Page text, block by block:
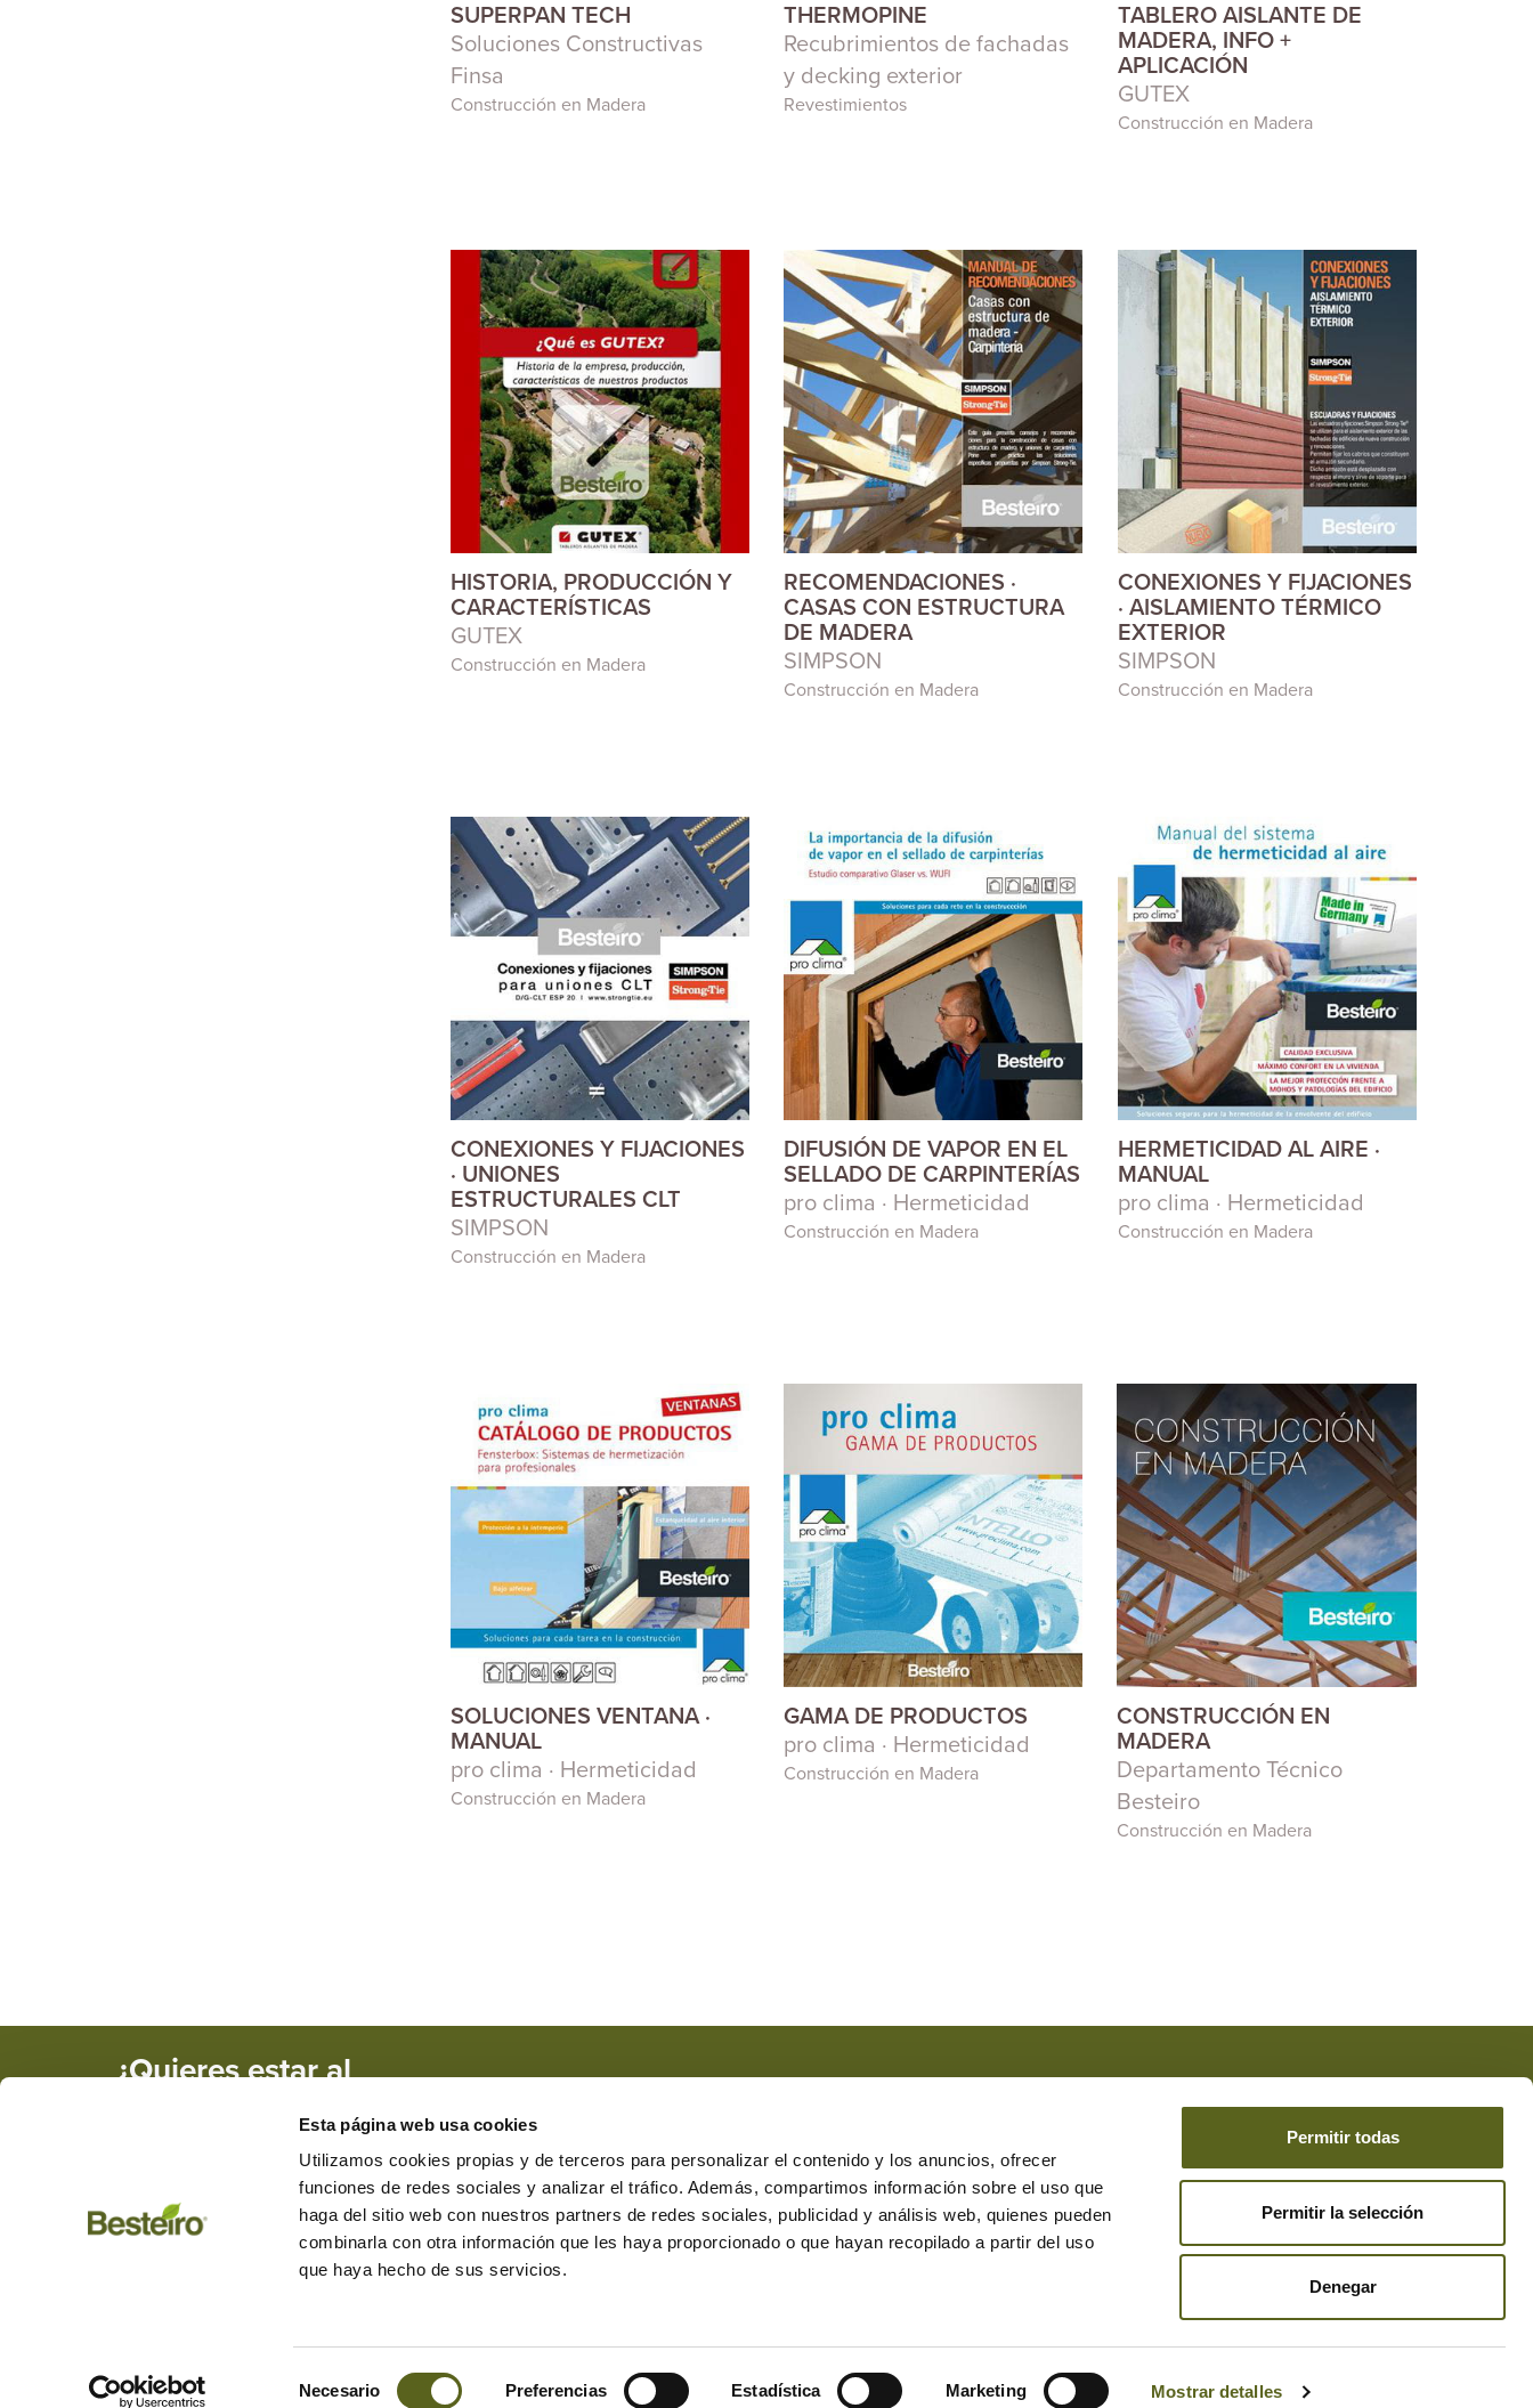
Esta página web usa cookies
Utilizamos cookies propias y de terceros para personalizar el contenido y los anuncios, ofrecer
funciones de redes sociales y analizar el tráfico. Además, compartimos información sobre el uso que
haga del sitio web con nuestros partners de redes sociales, publicidad y análisis web, quienes pueden
combinarla con otra información que les haya proporcionado o que hayan recopilado a partir del uso
que haya hecho de sus servicios.
Necesario Preferencias Estadística Marketing Mostrar detalles
Permitir todas
Permitir la selección
Denegar
SUPERPAN TECH
Soluciones Constructivas
Finsa
Construcción en Madera
THERMOPINE
Recubrimientos de fachadas
y decking exterior
Revestimientos
TABLERO AISLANTE DE
MADERA, INFO +
APLICACIÓN
GUTEX
Construcción en Madera
HISTORIA, PRODUCCIÓN Y
CARACTERÍSTICAS
GUTEX
Construcción en Madera
RECOMENDACIONES ·
CASAS CON ESTRUCTURA
DE MADERA
SIMPSON
Construcción en Madera
CONEXIONES Y FIJACIONES
· AISLAMIENTO TÉRMICO
EXTERIOR
SIMPSON
Construcción en Madera
CONEXIONES Y FIJACIONES
· UNIONES
ESTRUCTURALES CLT
SIMPSON
Construcción en Madera
DIFUSIÓN DE VAPOR EN EL
SELLADO DE CARPINTERÍAS
pro clima · Hermeticidad
Construcción en Madera
HERMETICIDAD AL AIRE ·
MANUAL
pro clima · Hermeticidad
Construcción en Madera
SOLUCIONES VENTANA ·
MANUAL
pro clima · Hermeticidad
Construcción en Madera
GAMA DE PRODUCTOS
pro clima · Hermeticidad
Construcción en Madera
CONSTRUCCIÓN EN
MADERA
Departamento Técnico
Besteiro
Construcción en Madera
¿Quieres estar al
promociones?
+34 982 284 455
besteiro@maderasbesteiro.com
Carretera de Friol, km 1, CP: 27231 Lugo
Aviso legal Política privacidad Política cookies Gestionar cookies Canal denuncias Protocolo denuncias